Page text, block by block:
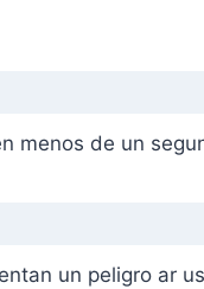
menos de un
un peligro ar